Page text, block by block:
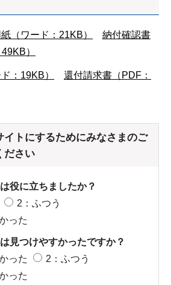
（ワード：21KB）
納付確認書
）
ド：19KB） 還付請求書 （PDF：
イトにするためにみなさまのご
ださい
役に立ちましたか？
2：ふつう
った
見つけやすかったですか？
った
2：ふつう
った